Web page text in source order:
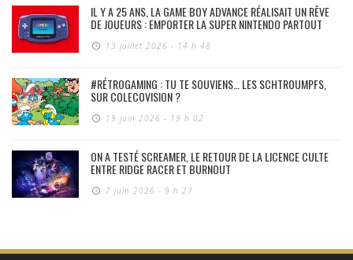
IL Y A 25 ANS, LA GAME BOY ADVANCE RÉALISAIT UN RÊVE
DE JOUEURS : EMPORTER LA SUPER NINTENDO PARTOUT
13 juillet 2026 - 14 h 48
#RÉTROGAMING : TU TE SOUVIENS… LES SCHTROUMPFS,
SUR COLECOVISION ?
19 juin 2026 - 19 h 02
ON A TESTÉ SCREAMER, LE RETOUR DE LA LICENCE CULTE
ENTRE RIDGE RACER ET BURNOUT
7 juin 2026 - 9 h 27